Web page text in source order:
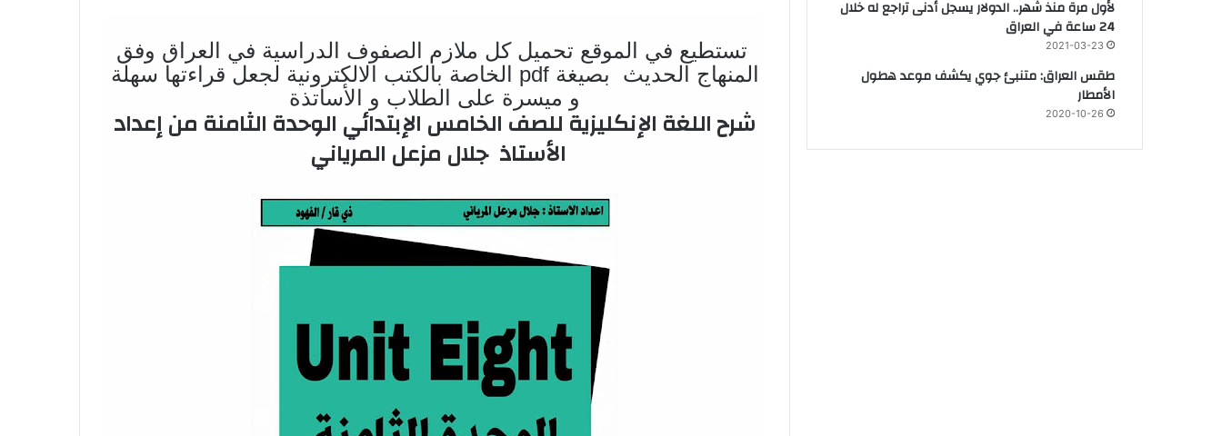
تستطيع في الموقع تحميل كل ملازم الصفوف الدراسية في العراق وفق
المنهاج الحديث بصيغة pdf الخاصة بالكتب الالكترونية لجعل قراءتها سهلة
و ميسرة على الطلاب و الأساتذة
شرح اللغة الإنكليزية للصف الخامس الإبتدائي الوحدة الثامنة من إعداد
الأستاذ جلال مزعل المرياني
لأول مرة منذ شهر.. الدولار يسجل أدنى تراجع له خلال
24 ساعة في العراق
2021-03-23
طقس العراق: متنبئ جوي يكشف موعد هطول
الأمطار
2020-10-26